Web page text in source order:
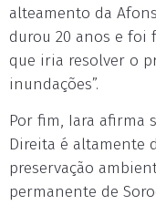
alteamento da
durou 20 anos e foi
que iria resolver o
inundações”.
Por fim, Iara afirma
Direita é altamente
preservação
permanente de